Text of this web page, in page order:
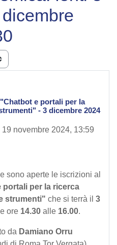
e portali per la
- 3 dicembre 2024
19 novembre 2024, 13:59
sono aperte le iscrizioni al
portali per la ricerca
strumenti" che si terrà il 3
ore 14.30 alle 16.00.
da Damiano Orru